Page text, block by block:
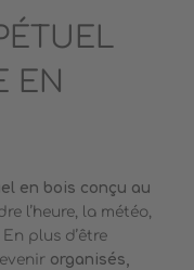
EN
en bois conçu au
l’heure, la météo,
plus d’être
organisés,